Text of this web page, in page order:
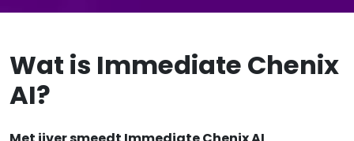
Wat is Immediate Chenix
AI?